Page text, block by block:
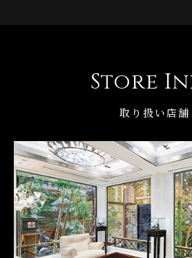
Store
取り扱い店舗